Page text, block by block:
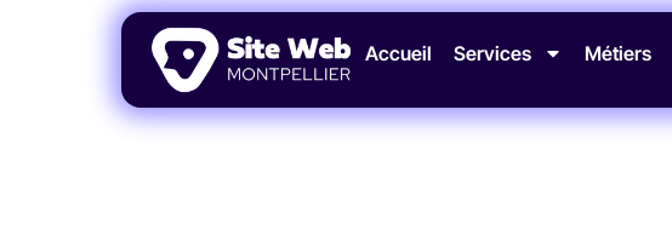
Accueil Services Métiers